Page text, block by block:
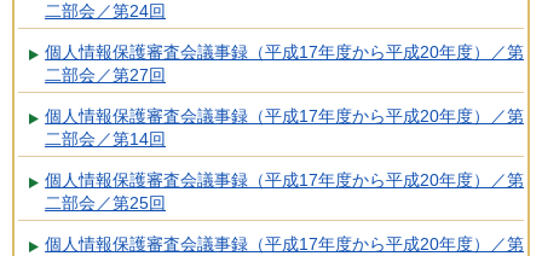
二部会／第24回
個人情報保護審査会議事録（平成17年度から平成20年度）／第
二部会／第27回
個人情報保護審査会議事録（平成17年度から平成20年度）／第
二部会／第14回
個人情報保護審査会議事録（平成17年度から平成20年度）／第
二部会／第25回
個人情報保護審査会議事録（平成17年度から平成20年度）／第